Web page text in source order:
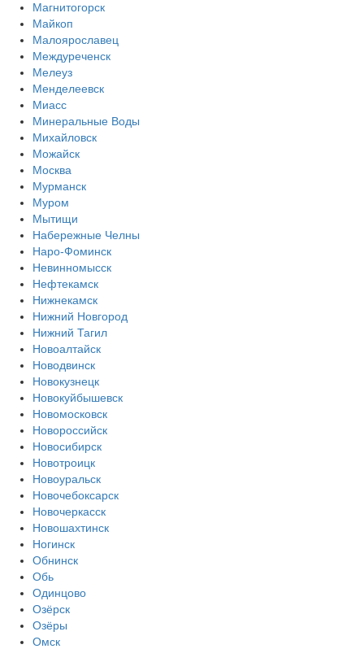
Магнитогорск
Майкоп
Малоярославец
Междуреченск
Мелеуз
Менделеевск
Миасс
Минеральные Воды
Михайловск
Можайск
Москва
Мурманск
Муром
Мытищи
Набережные Челны
Наро-Фоминск
Невинномысск
Нефтекамск
Нижнекамск
Нижний Новгород
Нижний Тагил
Новоалтайск
Новодвинск
Новокузнецк
Новокуйбышевск
Новомосковск
Новороссийск
Новосибирск
Новотроицк
Новоуральск
Новочебоксарск
Новочеркасск
Новошахтинск
Ногинск
Обнинск
Обь
Одинцово
Озёрск
Озёры
Омск